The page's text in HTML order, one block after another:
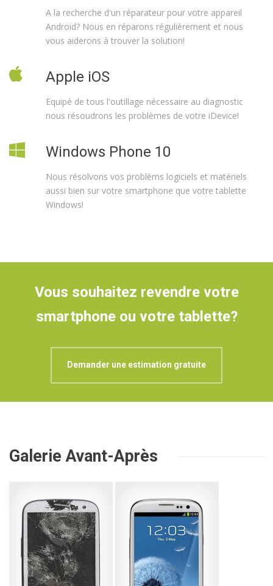
A la recherche d'un réparateur pour votre appareil
Android? Nous en réparons régulièrement et nous
vous aiderons à trouver la solution!
Apple iOS
Equipé de tous l'outillage nécessaire au diagnostic
nous résoudrons les problèmes de votre iDevice!
Windows Phone 10
Nous résolvons vos problèms logiciels et matériels
aussi bien sur votre smartphone que votre tablette
Windows!
Vous souhaitez revendre votre
smartphone ou votre tablette?
Demander une estimation gratuite
Galerie Avant-Après